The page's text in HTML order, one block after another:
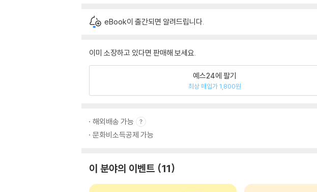
eBook이 출간되면 알려드립니다.
이미 소장하고 있다면 판매해 보세요.
예스24에 팔기
최상 매입가 1,800원
해외배송 가능
문화비소득공제 가능
이 분야의 이벤트 11